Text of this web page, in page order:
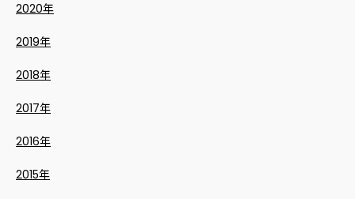
2020年
2019年
2018年
2017年
2016年
2015年